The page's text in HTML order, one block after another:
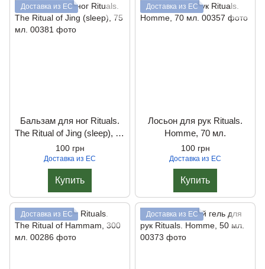
Доставка из ЕС
Бальзам для ног Rituals.
The Ritual of Jing (sleep), 75
мл.
100 грн
Доставка из ЕС
Купить
Доставка из ЕС
Лосьон для рук Rituals.
Homme, 70 мл.
100 грн
Доставка из ЕС
Купить
Доставка из ЕС Доставка из ЕС